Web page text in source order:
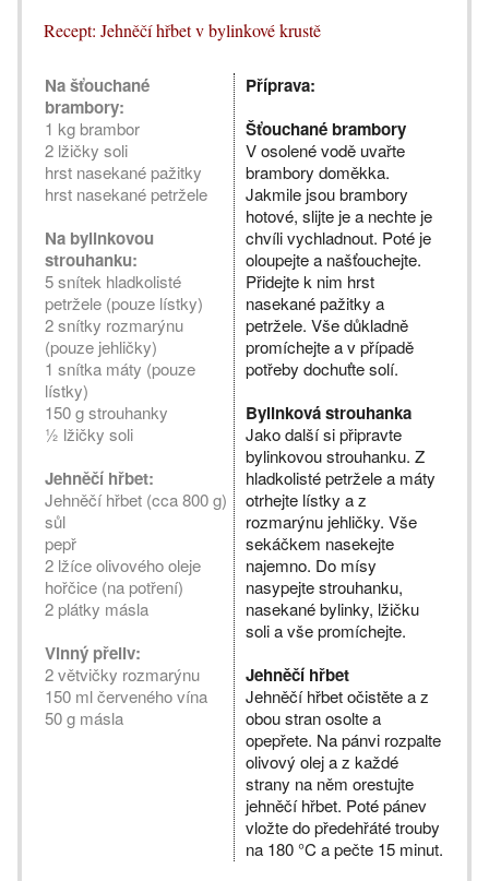
Recept: Jehněčí hřbet v bylinkové krustě
Na šťouchané
brambory:
1 kg brambor
2 lžičky soli
hrst nasekané pažitky
hrst nasekané petržele
Na bylinkovou
strouhanku:
5 snítek hladkolisté
petržele (pouze lístky)
2 snítky rozmarýnu
(pouze jehličky)
1 snítka máty (pouze
lístky)
150 g strouhanky
½ lžičky soli
Jehněčí hřbet:
Jehněčí hřbet (cca 800 g)
sůl
pepř
2 lžíce olivového oleje
hořčice (na potření)
2 plátky másla
Vinný přeliv:
2 větvičky rozmarýnu
150 ml červeného vína
50 g másla
Příprava:
Šťouchané brambory
V osolené vodě uvařte
brambory doměkka.
Jakmile jsou brambory
hotové, slijte je a nechte je
chvíli vychladnout. Poté je
oloupejte a našťouchejte.
Přidejte k nim hrst
nasekané pažitky a
petržele. Vše důkladně
promíchejte a v případě
potřeby dochuťte solí.
Bylinková strouhanka
Jako další si připravte
bylinkovou strouhanku. Z
hladkolisté petržele a máty
otrhejte lístky a z
rozmarýnu jehličky. Vše
sekáčkem nasekejte
najemno. Do mísy
nasypejte strouhanku,
nasekané bylinky, lžičku
soli a vše promíchejte.
Jehněčí hřbet
Jehněčí hřbet očistěte a z
obou stran osolte a
opepřete. Na pánvi rozpalte
olivový olej a z každé
strany na něm orestujte
jehněčí hřbet. Poté pánev
vložte do předehřáté trouby
na 180 °C a pečte 15 minut.